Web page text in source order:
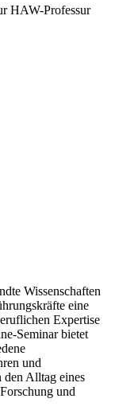
HAW-Professur
Wissenschaften
eine
Expertise
Seminar bietet
und
Alltag eines
und